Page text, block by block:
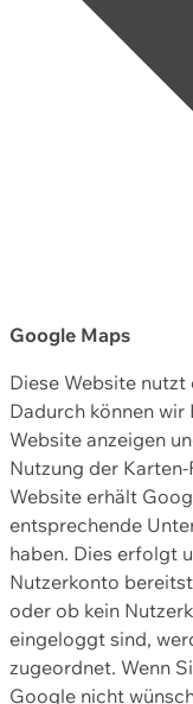
Google Maps
Diese Website
Dadurch können
Website anzeigen
Nutzung der
Website erhält
entsprechende
haben. Dies erfolgt
Nutzerkonto
oder ob kein
eingeloggt sind,
zugeordnet. Wenn
Google nicht